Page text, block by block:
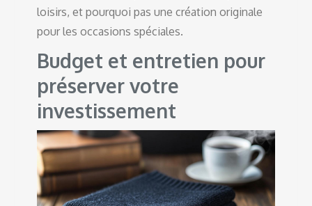
loisirs, et pourquoi pas une création originale
pour les occasions spéciales.
Budget et entretien pour
préserver votre
investissement